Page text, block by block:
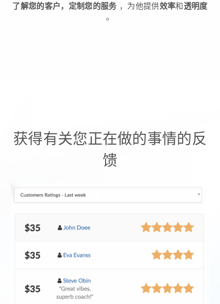
了解您的客户，定制您的服务 ，为他提供效率和透明度
。
获得有关您正在做的事情的反
馈